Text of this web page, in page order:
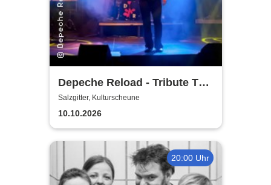
Depeche Reload - Tribute To
Depeche Mode
Salzgitter, Kulturscheune
10.10.2026
20:00 Uhr